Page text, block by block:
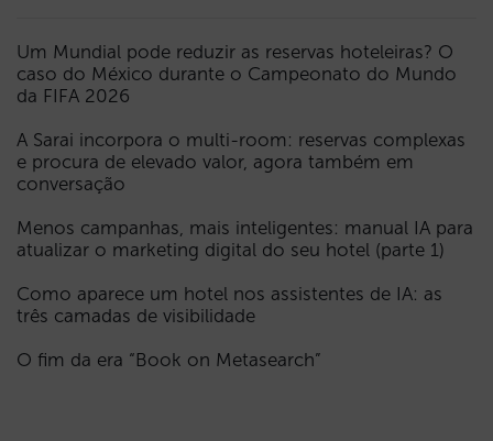
Um Mundial pode reduzir as reservas hoteleiras? O
caso do México durante o Campeonato do Mundo
da FIFA 2026
A Sarai incorpora o multi-room: reservas complexas
e procura de elevado valor, agora também em
conversação
Menos campanhas, mais inteligentes: manual IA para
atualizar o marketing digital do seu hotel (parte 1)
Como aparece um hotel nos assistentes de IA: as
três camadas de visibilidade
O fim da era “Book on Metasearch”